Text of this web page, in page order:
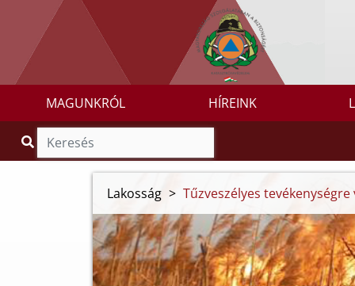
MAGUNKRÓL HÍREINK
Lakosság > Tűzveszélyes